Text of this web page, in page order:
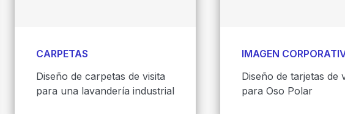
CARPETAS
Diseño de carpetas de visita
para una lavandería industrial
IMAGEN
Diseño de tarjetas de
para Oso Polar